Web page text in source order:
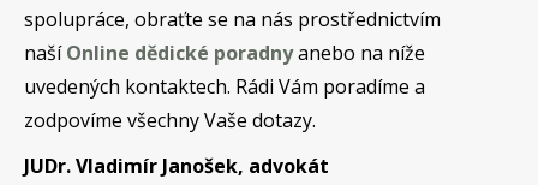
spolupráce, obraťte se na nás prostřednictvím
našíOnline dědické poradnyanebo na níže
uvedených kontaktech. Rádi Vám poradíme a
zodpovíme všechny Vaše dotazy.
JUDr. Vladimír Janošek, advokát